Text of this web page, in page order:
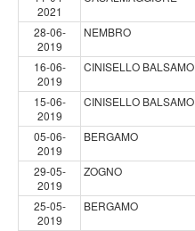
2021
28-06-
2019
NEMBRO
16-06-
2019
CINISELLO BALSAMO
15-06-
2019
CINISELLO BALSAMO
05-06-
2019
BERGAMO
29-05-
2019
ZOGNO
25-05-
2019
BERGAMO